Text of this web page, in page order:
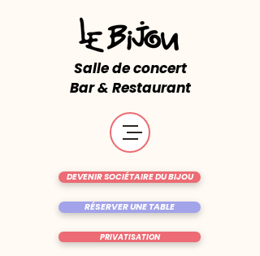
Salle de concert
Bar & Restaurant
RÉSERVER UNE TABLE
DEVENIR SOCIÉTAIRE DU BIJOU
PRIVATISATION